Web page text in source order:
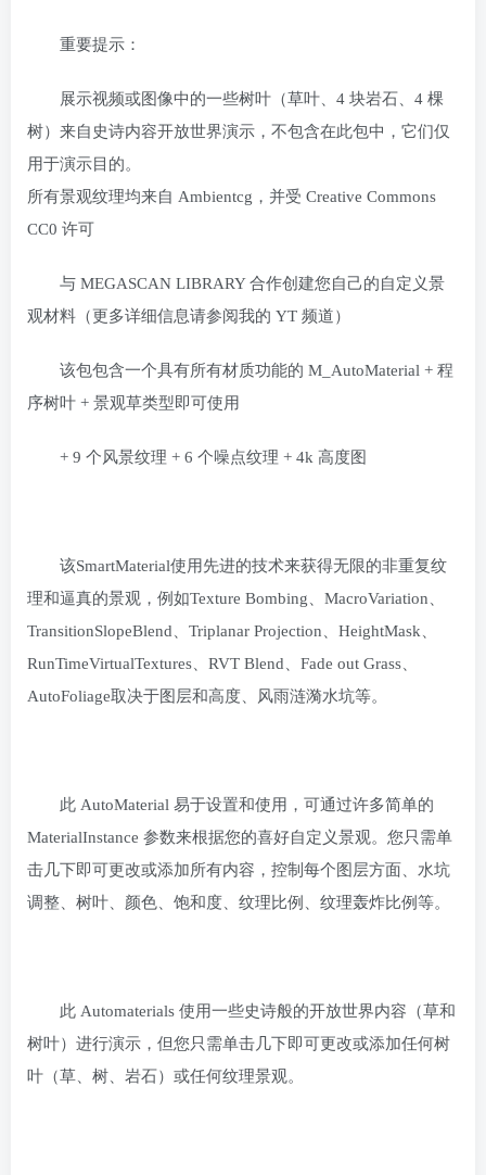
重要提示：
展示视频或图像中的一些树叶（草叶、4 块岩石、4 棵
树）来自史诗内容开放世界演示，不包含在此包中，它们仅
用于演示目的。
所有景观纹理均来自 Ambientcg，并受 Creative Commons
CC0 许可
与 MEGASCAN LIBRARY 合作创建您自己的自定义景
观材料（更多详细信息请参阅我的 YT 频道）
该包包含一个具有所有材质功能的 M_AutoMaterial + 程
序树叶 + 景观草类型即可使用
+ 9 个风景纹理 + 6 个噪点纹理 + 4k 高度图
该SmartMaterial使用先进的技术来获得无限的非重复纹
理和逼真的景观，例如Texture Bombing、MacroVariation、
TransitionSlopeBlend、Triplanar Projection、HeightMask、
RunTimeVirtualTextures、RVT Blend、Fade out Grass、
AutoFoliage取决于图层和高度、风雨涟漪水坑等。
此 AutoMaterial 易于设置和使用，可通过许多简单的
MaterialInstance 参数来根据您的喜好自定义景观。您只需单
击几下即可更改或添加所有内容，控制每个图层方面、水坑
调整、树叶、颜色、饱和度、纹理比例、纹理轰炸比例等。
此 Automaterials 使用一些史诗般的开放世界内容（草和
树叶）进行演示，但您只需单击几下即可更改或添加任何树
叶（草、树、岩石）或任何纹理景观。